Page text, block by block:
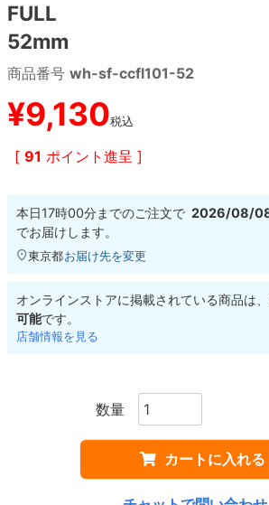
FULL
52mm
商品番号 wh-sf-ccfl101-52
¥9,130税込
[ 91 ポイント進呈 ]
本日17時00分までのご注文で 2026/08/08
でお届けします。
東京都お届け先を変更
オンラインストアに掲載されている商品は
可能です。
店舗情報を見る
カートに入れる
8.6inch
8.7inch
8.8inch
8.9inch
9.0inch以上
シェイプデッキ
高性能デッキ
8.7inch
8.8inch
8.9inch
9.0inch以上
70mm
72mm
75mm
110mm
28.5cm
29cm
29.5cm
30cm